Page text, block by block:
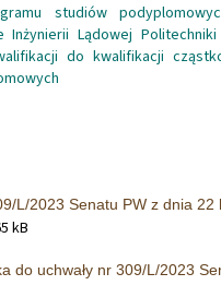
studiów
Inżynierii Lądowej
do kwalifikacji
L/2023 Senatu PW z dnia 22
kB
do uchwały nr 309/L/2023